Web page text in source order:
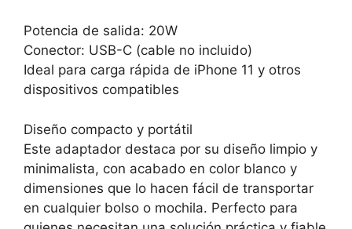
Potencia de salida: 20W
Conector: USB-C (cable no incluido)
Ideal para carga rápida de iPhone 11 y otros
dispositivos compatibles
Diseño compacto y portátil
Este adaptador destaca por su diseño limpio y
minimalista, con acabado en color blanco y
dimensiones que lo hacen fácil de transportar
en cualquier bolso o mochila. Perfecto para